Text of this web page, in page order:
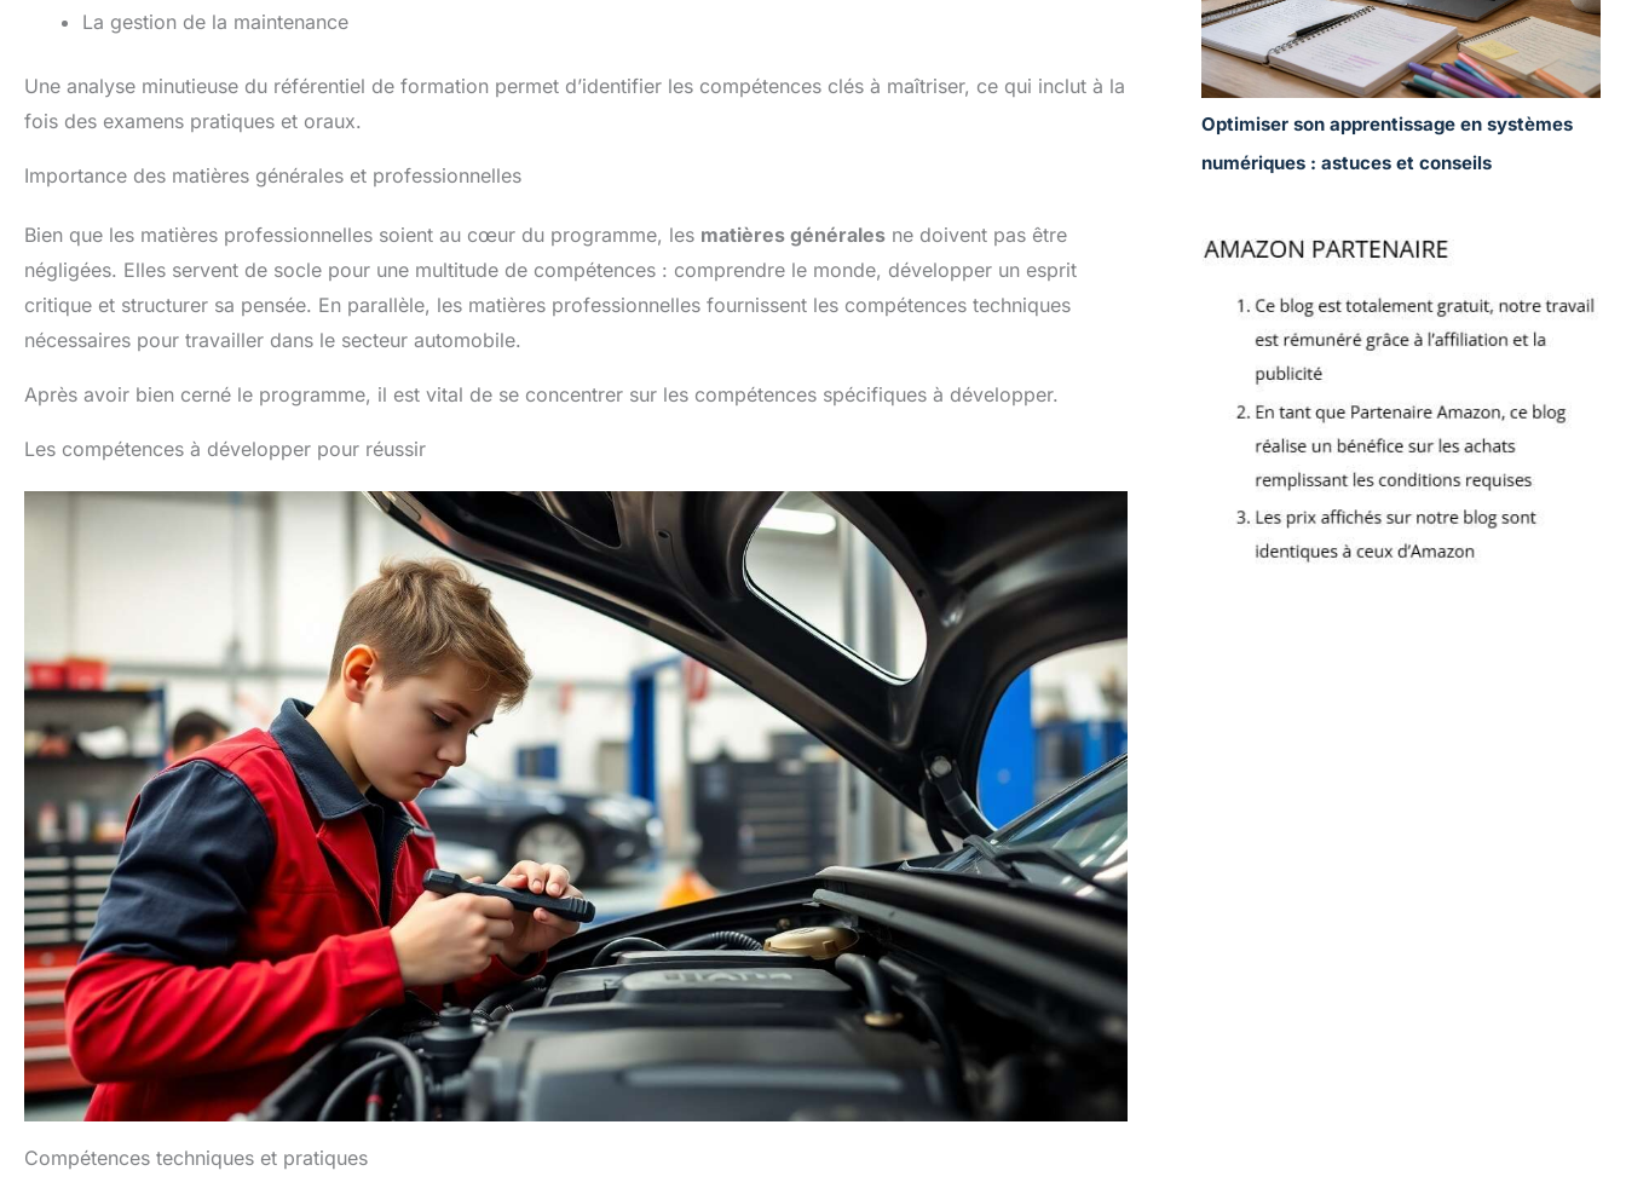
La gestion de la maintenance
Une analyse minutieuse du référentiel de formation permet d’identifier les compétences clés à maîtriser, ce qui inclut à la
fois des examens pratiques et oraux.
Importance des matières générales et professionnelles
Bien que les matières professionnelles soient au cœur du programme, les matières générales ne doivent pas être
négligées. Elles servent de socle pour une multitude de compétences : comprendre le monde, développer un esprit
critique et structurer sa pensée. En parallèle, les matières professionnelles fournissent les compétences techniques
nécessaires pour travailler dans le secteur automobile.
Après avoir bien cerné le programme, il est vital de se concentrer sur les compétences spécifiques à développer.
Les compétences à développer pour réussir
Compétences techniques et pratiques
Optimiser son apprentissage en systèmes
numériques : astuces et conseils